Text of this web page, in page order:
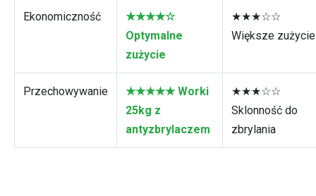
Ekonomiczność
★★★★☆
Optymalne
zużycie
★★★☆☆
Większe zużycie
Przechowywanie
★★★★★ Worki
25kg z
antyzbrylaczem
★★★☆☆
Sklonność do
zbrylania